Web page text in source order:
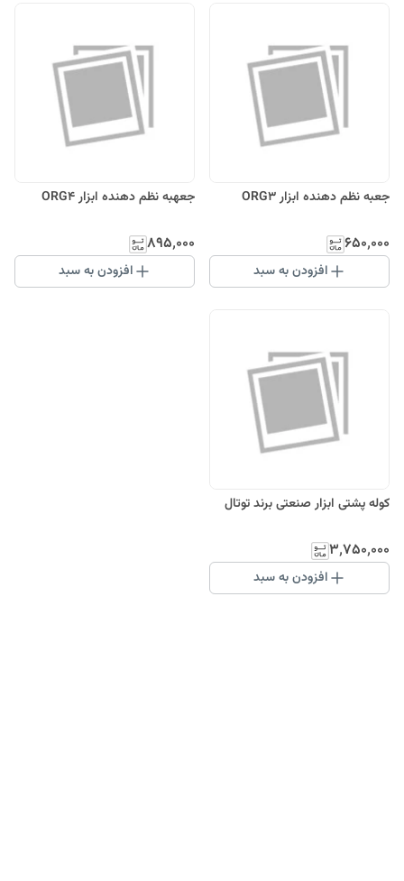
جعبه نظم دهنده ابزار ORG3
۶۵۰٬۰۰۰
افزودن به سبد
جعهبه نظم دهنده ابزار ORG4
۸۹۵٬۰۰۰
افزودن به سبد
کوله پشتی ابزار صنعتی برند توتال
۳٬۷۵۰٬۰۰۰
افزودن به سبد